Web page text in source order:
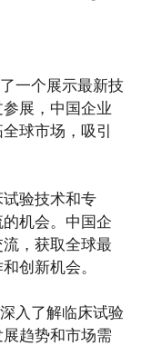
一个展示最新技
展，中国企业
球市场，吸引
验技术和专
机会。中国企
，获取全球最
创新机会。
入了解临床试验
趋势和市场需